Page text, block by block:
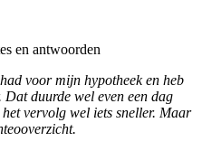
en antwoorden
voor mijn hypotheek en heb
duurde wel even een dag
vervolg wel iets sneller. Maar